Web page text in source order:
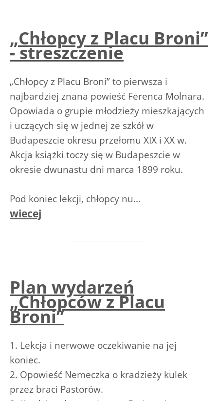
„Chłopcy z Placu Broni”
- streszczenie
„Chłopcy z Placu Broni” to pierwsza i
najbardziej znana powieść Ferenca Molnara.
Opowiada o grupie młodzieży mieszkających
i uczących się w jednej ze szkół w
Budapeszcie okresu przełomu XIX i XX w.
Akcja książki toczy się w Budapeszcie w
okresie dwunastu dni marca 1899 roku.
Pod koniec lekcji, chłopcy nu...
wiecej
Plan wydarzeń
„Chłopców z Placu
Broni”
1. Lekcja i nerwowe oczekiwanie na jej
koniec.
2. Opowieść Nemeczka o kradzieży kulek
przez braci Pastorów.